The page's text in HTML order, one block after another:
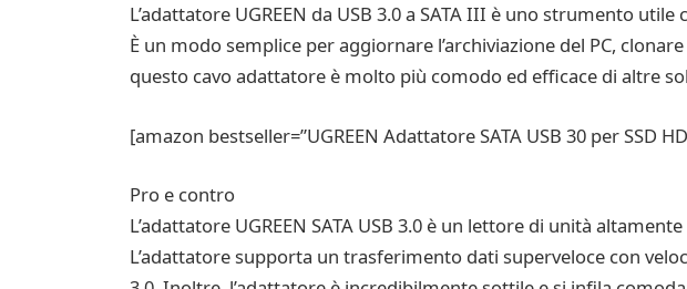
L’adattatore UGREEN da USB 3.0 a SATA III è uno strumento
È un modo semplice per aggiornare l’archiviazione del PC,
questo cavo adattatore è molto più comodo ed efficace di altre
[amazon bestseller=”UGREEN Adattatore SATA USB 30 per SSD
Pro e contro
L’adattatore UGREEN SATA USB 3.0 è un lettore di unità
L’adattatore supporta un trasferimento dati superveloce con